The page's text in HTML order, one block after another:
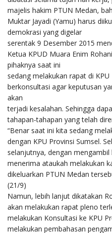
majelis hakim PTUN Medan,
Muktar Jayadi (Yamu) harus
demokrasi yang digelar
serentak 9 Desember 2015
Ketua KPUD Muara Enim
pihaknya saat ini
sedang melakukan rapat di
berkonsultasi agar keputusan
akan
terjadi kesalahan. Sehingga
tahapan-tahapan yang telah
“Benar saat ini kita sedang
dengan KPU Provinsi Sumsel.
selanjutnya, dengan
menerima ataukah melakukan
dikeluarkan PTUN Medan
(21/9)
Namun, lebih lanjut dikatakan
akan melakukan rapat pleno
melakukan Konsultasi ke KPU
melakukan pembahasan